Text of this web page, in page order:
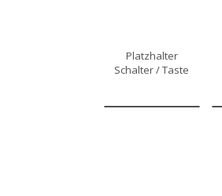
Platzhalter
Schalter / Taste